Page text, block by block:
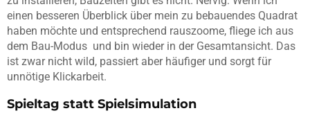
einen besseren Überblick über mein zu bebauendes Quadrat
haben möchte und entsprechend rauszoome, fliege ich aus
dem Bau-Modus und bin wieder in der Gesamtansicht. Das
ist zwar nicht wild, passiert aber häufiger und sorgt für
unnötige Klickarbeit.
Spieltag statt Spielsimulation